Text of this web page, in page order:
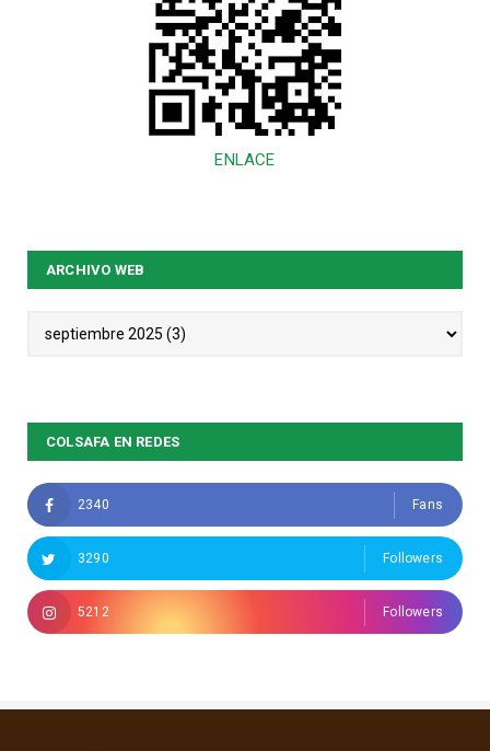
ENLACE
ARCHIVO WEB
COLSAFA EN REDES
2340 Fans
3290 Followers
5212 Followers